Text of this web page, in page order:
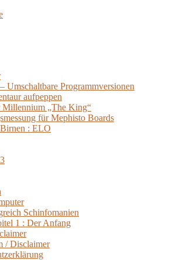
Umschaltbare Programmversionen
aufpeppen
„The King“
für Mephisto Boards
: ELO
Schinfomanien
1 : Der Anfang
/ Disclaimer